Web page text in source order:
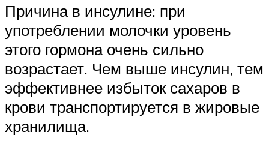
Причина в инсулине: при
употреблении молочки уровень
этого гормона очень сильно
возрастает. Чем выше инсулин, тем
эффективнее избыток сахаров в
крови транспортируется в жировые
хранилища.